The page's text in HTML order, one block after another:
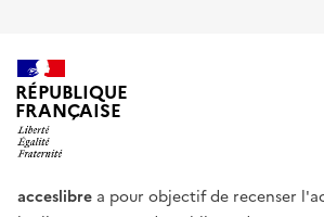
RÉPUBLIQUE
FRANÇAISE
acceslibre a pour objectif de recenser